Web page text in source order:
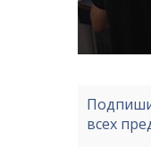
всех